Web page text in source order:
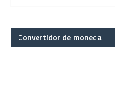
Convertidor de moneda